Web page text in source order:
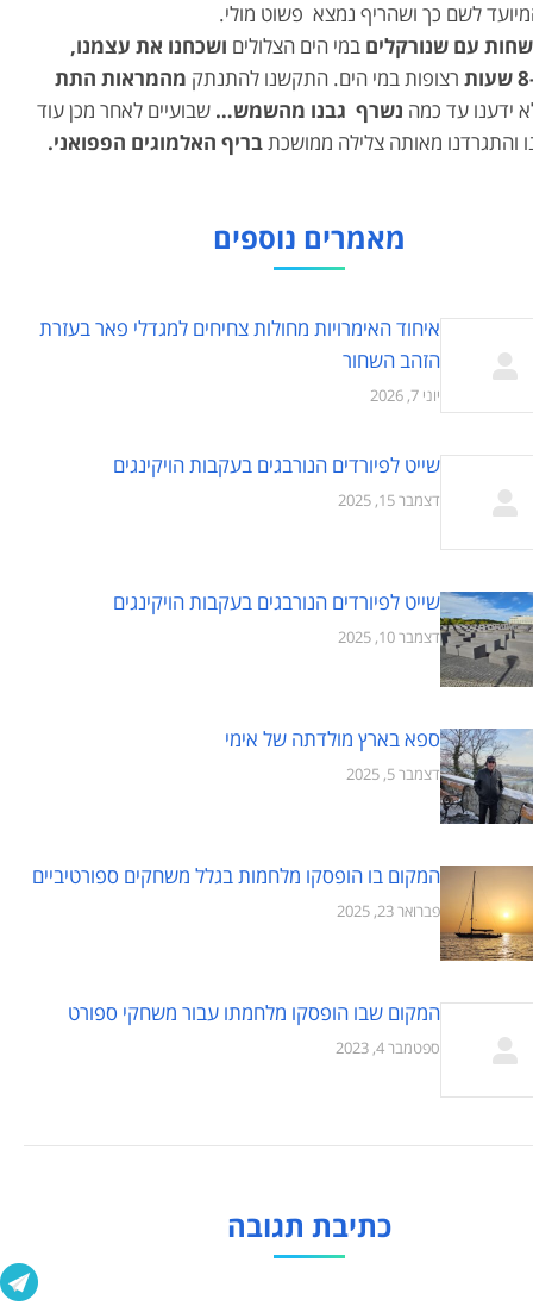
לשם כך ושהריף נמצא פשוט מולי.
עם שנורקלים במי הים הצלולים ושכחנו את עצמנו,
רצופות במי הים. התקשנו להתנתק מהמראות התת
ידענו עד כמה נשרף גבנו מהשמש… שבועיים לאחר מכן עוד
והתגרדנו מאותה צלילה ממושכתבריף האלמוגים הפפואני.
מאמרים נוספים
איחוד האימרויות מחולות צחיחים למגדלי פאר בעזרת
הזהב השחור
יוני 7, 2026
שייט לפיורדים הנורבגים בעקבות הויקינגים
דצמבר 15, 2025
שייט לפיורדים הנורבגים בעקבות הויקינגים
דצמבר 10, 2025
ספא בארץ מולדתה של אימי
דצמבר 5, 2025
המקום בו הופסקו מלחמות בגלל משחקים ספורטיביים
פברואר 23, 2025
המקום שבו הופסקו מלחמתו עבור משחקי ספורט
ספטמבר 4, 2023
כתיבת תגובה